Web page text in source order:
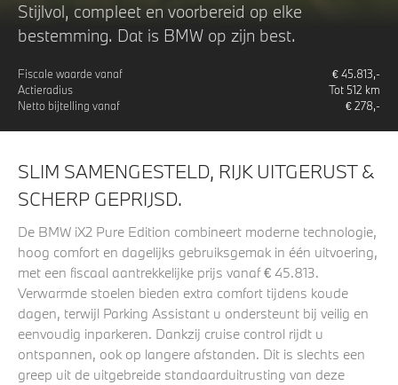
Stijlvol, compleet en voorbereid op elke
bestemming. Dat is BMW op zijn best.
Fiscale waarde vanaf €45.813,-
Actieradius
Tot 512 km
Netto bijtelling vanaf
€278,-
SLIM SAMENGESTELD, RIJK UITGERUST &
SCHERP GEPRIJSD.
De BMW iX2 Pure Edition combineert moderne technologie,
hoog comfort en dagelijks gebruiksgemak in één uitvoering,
met een fiscaal aantrekkelijke prijs vanaf € 45.813.
Verwarmde stoelen bieden extra comfort tijdens koude
dagen, terwijl Parking Assistant u ondersteunt bij veilig en
eenvoudig inparkeren. Dankzij cruise control rijdt u
ontspannen, ook op langere afstanden. Dit is slechts een
greep uit de uitgebreide standaarduitrusting van deze